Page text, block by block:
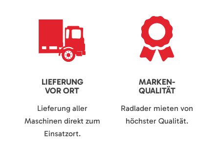
LIEFERUNG
VOR ORT
Lieferung aller
Maschinen direkt zum
Einsatzort.
MARKEN-
QUALITÄT
Radlader mieten von
höchster Qualität.